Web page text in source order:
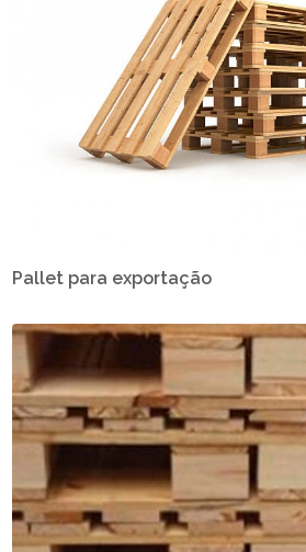
Pallet para exportação